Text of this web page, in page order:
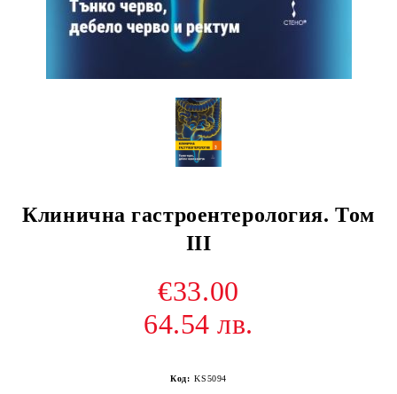
Клинична гастроентерология. Том
III
€33.00
64.54 лв.
Код: KS5094